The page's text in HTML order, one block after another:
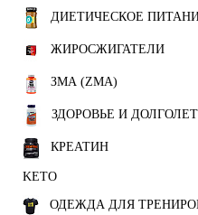
ДИЕТИЧЕСКОЕ
ЖИРОСЖИГАТЕЛИ
ЗМА (ZMA)
ЗДОРОВЬЕ И
КРЕАТИН
KETO
ОДЕЖДА ДЛЯ